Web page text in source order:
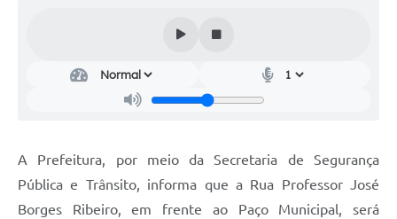
Galeria de Vídeos
Projetos
A Prefeitura, por meio da Secretaria de Segurança
Pública e Trânsito, informa que a Rua Professor José
Borges Ribeiro, em frente ao Paço Municipal, será